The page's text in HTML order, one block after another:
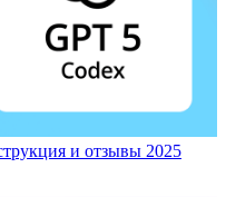
и отзывы 2025